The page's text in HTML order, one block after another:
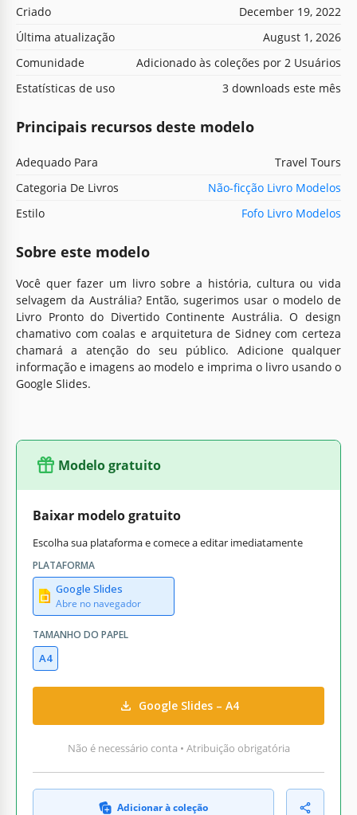
Criado
December 19, 2022
Última atualização
August 1, 2026
Comunidade
Adicionado às coleções por 2 Usuários
Estatísticas de uso
3 downloads este mês
Principais recursos deste modelo
Adequado Para
Travel Tours
Categoria De Livros
Não-ficção Livro Modelos
Estilo
Fofo Livro Modelos
Sobre este modelo
Você quer fazer um livro sobre a história, cultura ou vida
selvagem da Austrália? Então, sugerimos usar o modelo de
Livro Pronto do Divertido Continente Austrália. O design
chamativo com coalas e arquitetura de Sidney com certeza
chamará a atenção do seu público. Adicione qualquer
informação e imagens ao modelo e imprima o livro usando o
Google Slides.
Modelo gratuito
Baixar modelo gratuito
Escolha sua plataforma e comece a editar imediatamente
PLATAFORMA
Google Slides
Abre no navegador
TAMANHO DO PAPEL
A4
Google Slides – A4
Não é necessário conta • Atribuição obrigatória
Adicionar à coleção